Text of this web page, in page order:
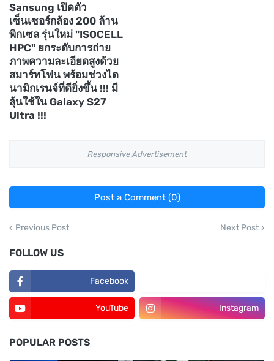
Sansung เปิดตัว
เซ็นเซอร์กล้อง 200 ล้าน
พิกเซล รุ่นใหม่ "ISOCELL
HPC" ยกระดับการถ่าย
ภาพความละเอียดสูงด้วย
สมาร์ทโฟน พร้อมช่วงได
นามิกเรนจ์ที่ดียิ่งขึ้น !!! มี
ลุ้นใช้ใน Galaxy S27
Ultra !!!
Responsive Advertisement
Post a Comment (0)
Previous Post Next Post
FOLLOW US
Facebook
YouTube Instagram
POPULAR POSTS